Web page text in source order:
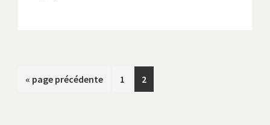
« Aller
page précédente
Go
1
Go
to
2